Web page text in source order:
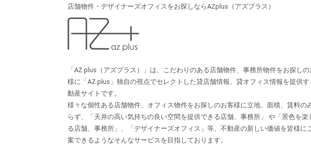
店舗物件・デザイナーズオフィスをお探しならAZplus（アズプラス）
「AZ plus（アズプラス）」は、こだわりのある店舗物件、事務所物件をお探しの
様に「AZ plus」独⾃の視点でセレクトした貸店舗情報、貸オフィス情報を提供す
動産サイトです。
様々な個性ある店舗物件、オフィス物件をお探しのお客様に⽴地、⾯積、賃料の
らず、「天井の⾼い気持ちの良い空間を提供できる店舗、事務所」 や「景⾊を楽
る店舗、事務所」、「デザイナーズオフィス」等、不動産の新しい価値を皆様に
案できるようなそんなサービスを⽬指しております。